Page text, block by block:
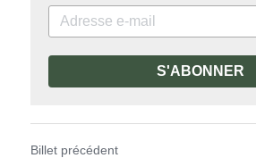
S'ABONNER
Billet précédent